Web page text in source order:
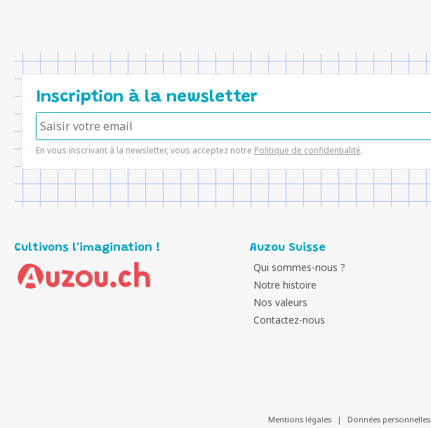
Inscription à la newsletter
En vous inscrivant à la newsletter, vous acceptez notre Politique de confidentialité.
Cultivons l'imagination ! Auzou Suisse
Qui sommes-nous ?
Notre histoire
Nos valeurs
Contactez-nous
Mentions légales
| Données personnelles